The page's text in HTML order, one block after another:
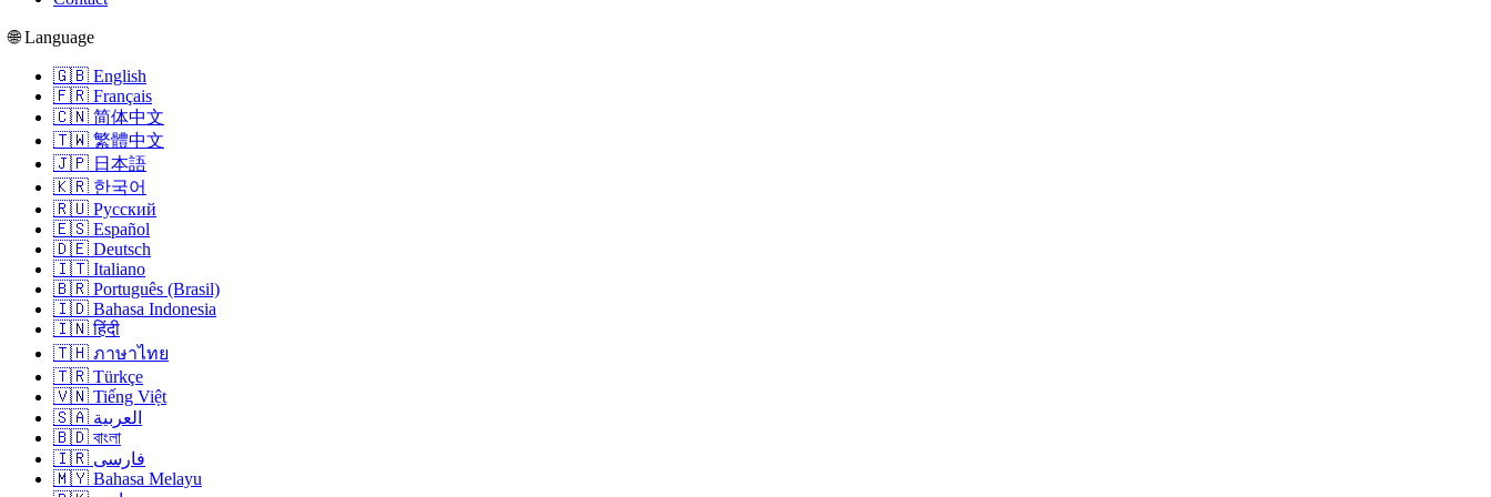
🌐 Language
🇬🇧 English
🇫🇷 Français
🇨🇳 简体中文
🇹🇼 繁體中文
🇯🇵 日本語
🇰🇷 한국어
🇷🇺 Русский
🇪🇸 Español
🇩🇪 Deutsch
🇮🇹 Italiano
🇧🇷 Português (Brasil)
🇮🇩 Bahasa Indonesia
🇮🇳 हिंदी
🇹🇭 ภาษาไทย
🇹🇷 Türkçe
🇻🇳 Tiếng Việt
🇸🇦 العربية
🇧🇩 বাংলা
🇮🇷 فارسی
🇲🇾 Bahasa Melayu